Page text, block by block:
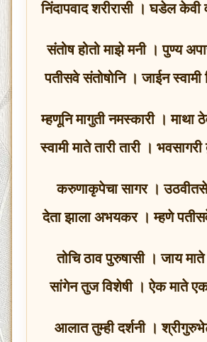
निंदापवाद शरीरासी । घडेल केवी
संतोष होतो माझे मनी । पुण्य
पतीसवे संतोषोनि । जाईन स्वामी
म्हणूनि मागुती नमस्कारी । माथा
स्वामी माते तारी तारी ।
करुणाकृपेचा सागर । उठवीतसे
देता झाला अभयकर । म्हणे
तोचि ठाव पुरुषासी । जाय
सांगेन तुज विशेषी । ऐक माते
आलात तुम्ही दर्शनी ।